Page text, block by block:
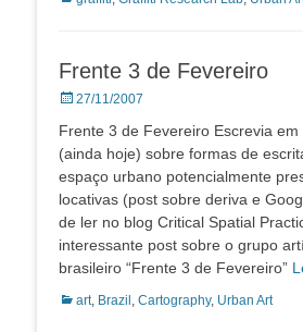
Frente 3 de Fevereiro
Posted
27/11/2007
Frente 3 de Fevereiro Escrevia
(ainda hoje) sobre formas de
espaço urbano potencialmente
locativas (post sobre deriva e
de ler no blog Critical Spatial
interessante post sobre o grupo
brasileiro “Frente 3 de Fevereiro”
Categorias:
art, Brazil , Cartography, Urban Art